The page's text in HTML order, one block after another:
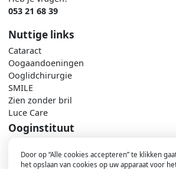
053 21 68 39
Nuttige links
Cataract
Oogaandoeningen
Ooglidchirurgie
SMILE
Zien zonder bril
Luce Care
Ooginstituut
Maak een afspraak
Door op “Alle cookies accepteren” te klikken
het opslaan van cookies op uw apparaat voor